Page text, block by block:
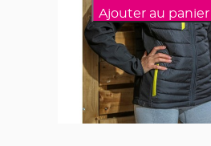
Ajouter au panier